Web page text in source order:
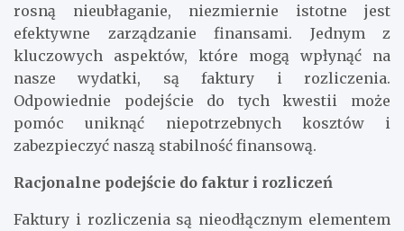
rosną nieubłaganie, niezmiernie istotne jest
efektywne zarządzanie finansami. Jednym z
kluczowych aspektów, które mogą wpłynąć na
nasze wydatki, są faktury i rozliczenia.
Odpowiednie podejście do tych kwestii może
pomóc uniknąć niepotrzebnych kosztów i
zabezpieczyć naszą stabilność finansową.
Racjonalne podejście do faktur i rozliczeń
Faktury i rozliczenia są nieodłącznym elementem